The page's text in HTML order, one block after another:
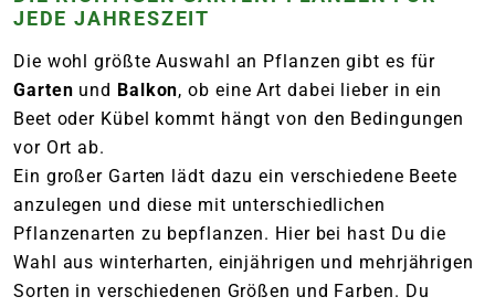
JEDE JAHRESZEIT
Die wohl größte Auswahl an Pflanzen gibt es für
Garten und Balkon, ob eine Art dabei lieber in ein
Beet oder Kübel kommt hängt von den Bedingungen
vor Ort ab.
Ein großer Garten lädt dazu ein verschiedene Beete
anzulegen und diese mit unterschiedlichen
Pflanzenarten zu bepflanzen. Hier bei hast Du die
Wahl aus winterharten, einjährigen und mehrjährigen
Sorten in verschiedenen Größen und Farben. Du